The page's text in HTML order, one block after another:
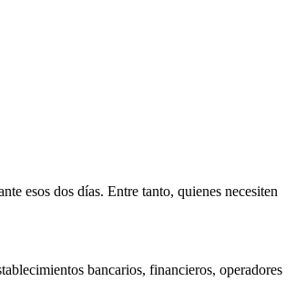
esos dos días. Entre tanto, quienes necesiten
bancarios, financieros, operadores